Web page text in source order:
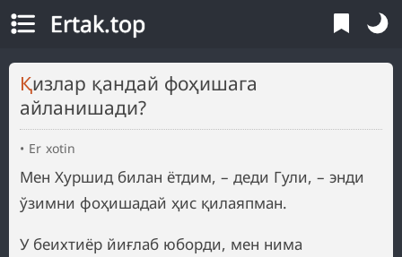
Ertak.top
Қизлар қандай фоҳишага
айланишади?
Er xotin
Мен Хуршид билан ётдим, – деди Гули, – энди
ўзимни фоҳишадай ҳис қилаяпман.
У беихтиёр йиғлаб юборди, мен нима